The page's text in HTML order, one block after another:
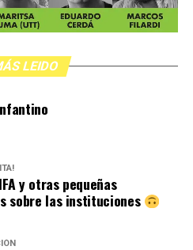
LEIDO
y otras pequeñas
sobre las instituciones